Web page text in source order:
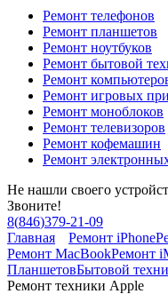
Ремонт телефонов
Ремонт планшетов
Ремонт ноутбуков
Ремонт бытовой
Ремонт
Ремонт игровых
Ремонт моноблоков
Ремонт телевизоров
Ремонт кофемашин
Ремонт
Не нашли своего
Звоните!
8(846)379-21-09
Главная
Ремонт iPhone
Ремонт MacBookРемонт
ПланшетовБытовой
Ремонт техники Apple